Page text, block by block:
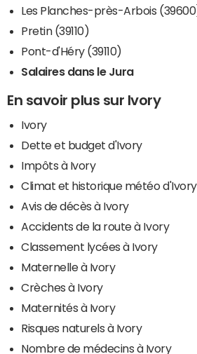
Les Planches-près-Arbois
Pretin (39110)
Pont-d'Héry (39110)
Salaires dans le Jura
En savoir plus sur Ivory
Ivory
Dette et budget d'Ivory
Impôts à Ivory
Climat et historique météo d'Ivory
Avis de décès à Ivory
Accidents de la route à Ivory
Classement lycées à Ivory
Maternelle à Ivory
Crèches à Ivory
Maternités à Ivory
Risques naturels à Ivory
Nombre de médecins à Ivory